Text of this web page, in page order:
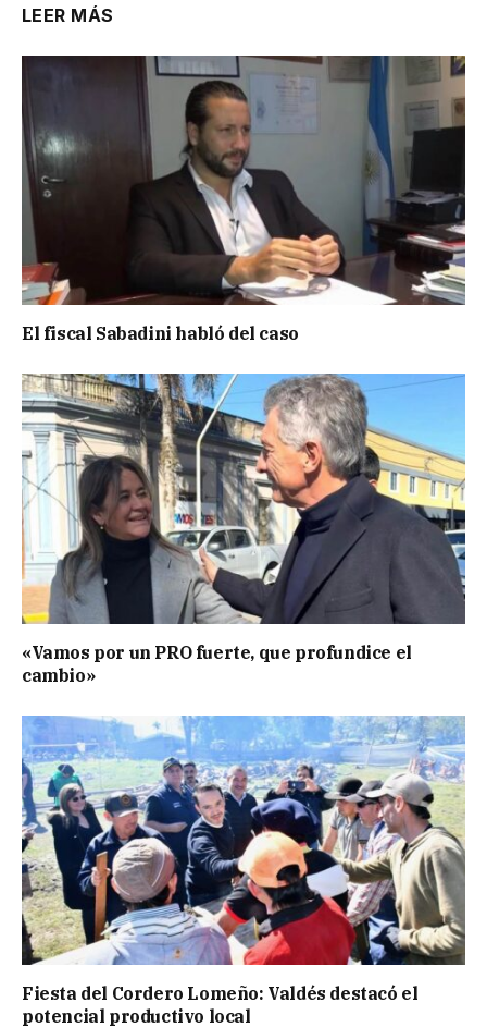
LEER MÁS
El fiscal Sabadini habló del caso
«Vamos por un PRO fuerte, que profundice el
cambio»
Fiesta del Cordero Lomeño: Valdés destacó el
potencial productivo local